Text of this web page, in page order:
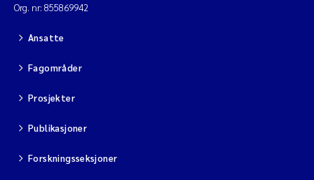
Org. nr: 855869942
Ansatte
Fagområder
Prosjekter
Publikasjoner
Forskningsseksjoner